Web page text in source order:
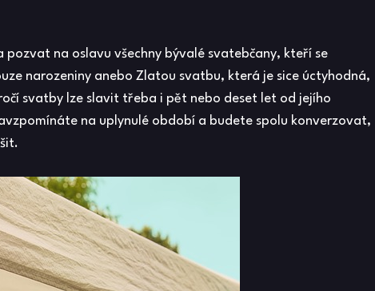
na oslavu všechny bývalé svatebčany, kteří se
narozeniny anebo Zlatou svatbu, která je sice úctyhodná,
svatby lze slavit třeba i pět nebo deset let od jejího
na uplynulé období a budete spolu konverzovat,